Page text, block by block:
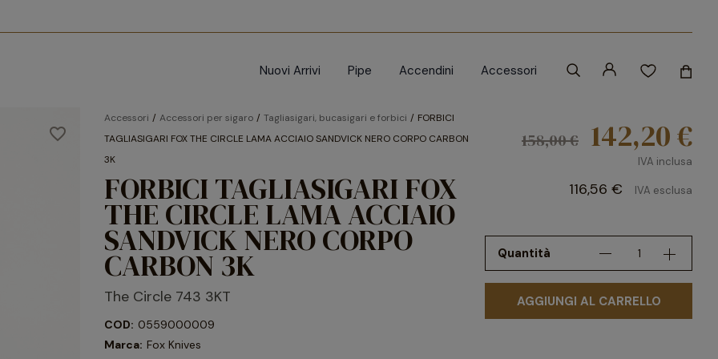
Nuovi Arrivi Pipe Accendini Accessori
favorite_border
Accessori Accessori per sigaro Tagliasigari, bucasigari e forbici
FORBICI
TAGLIASIGARI FOX THE CIRCLE LAMA ACCIAIO SANDVICK NERO CORPO CARBON
3K
FORBICI TAGLIASIGARI FOX
THE CIRCLE LAMA ACCIAIO
SANDVICK NERO CORPO
CARBON 3K
The Circle 743 3KT
COD: 0559000009
Marca: Fox Knives
158,00 € 142,20 €
IVA inclusa
116,56 € IVA esclusa
Quantità
AGGIUNGI AL CARRELLO